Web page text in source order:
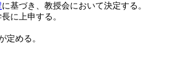
に基づき、教授会において決定する。
に上申する。
定める。